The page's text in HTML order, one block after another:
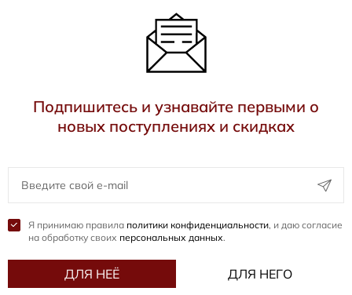
Подпишитесь и узнавайте первыми о
новых поступлениях и скидках
Я принимаю правила политики конфиденциальности, и даю согласие
на обработку своих персональных данных.
ДЛЯ НЕЁ ДЛЯ НЕГО